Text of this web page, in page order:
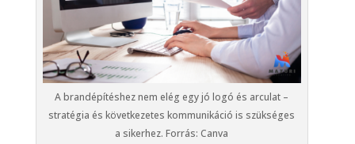
A brandépítéshez nem elég egy jó logó és arculat –
stratégia és következetes kommunikáció is szükséges
a sikerhez. Forrás: Canva